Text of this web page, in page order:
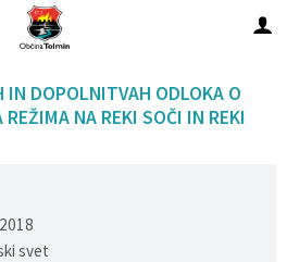
IN DOPOLNITVAH ODLOKA O
NA REKI SOČI IN REKI
svet